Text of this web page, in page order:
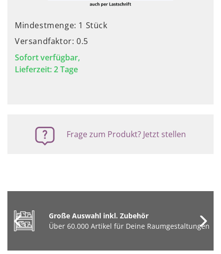
Mindestmenge: 1 Stück
Versandfaktor: 0.5
Sofort verfügbar,
Lieferzeit: 2 Tage
Frage zum Produkt? Jetzt stellen
Große Auswahl inkl. Zubehör
Über 60.000 Artikel für Deine Raumgestaltungen